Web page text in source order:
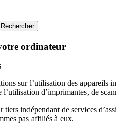
ordinateur
sur l’utilisation des appareils
d’imprimantes, de
indépendant de services
pas affiliés à eux.